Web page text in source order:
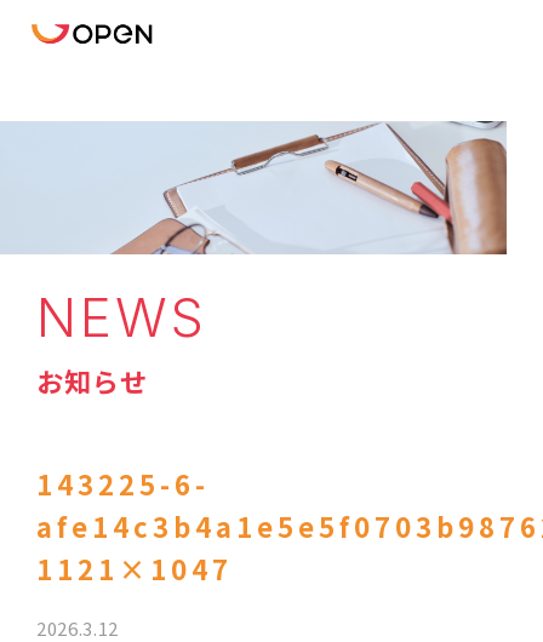
NEWS
お知らせ
143225-6-
1121×1047
2026.3.12